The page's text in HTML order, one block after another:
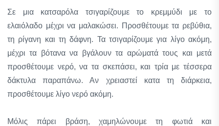
Σε μια κατσαρόλα τσιγαρίζουμε το κρεμμύδι με το
ελαιόλαδο μέχρι να μαλακώσει. Προσθέτουμε τα ρεβύθια,
τη ρίγανη και τη δάφνη. Τα τσιγαρίζουμε για λίγο ακόμη,
μέχρι τα βότανα να βγάλουν τα αρώματά τους και μετά
προσθέτουμε νερό, να τα σκεπάσει, και τρία με τέσσερα
δάκτυλα παραπάνω. Αν χρειαστεί κατα τη διάρκεια,
προσθέτουμε λίγο νερό ακόμη.
Μόλις πάρει βράση, χαμηλώνουμε τη φωτιά και